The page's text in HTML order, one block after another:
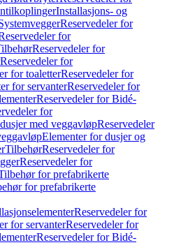
Installasjons- og
Reservedeler for
for
Reservedeler for
Reservedeler for
for toaletterReservedeler for
for servanterReservedeler for
Reservedeler for Bidé-
for
med veggavløpReservedeler
Elementer for dusjer og
TilbehørReservedeler for
Reservedeler for
for prefabrikerte
for prefabrikerte
Reservedeler for
for servanterReservedeler for
Reservedeler for Bidé-